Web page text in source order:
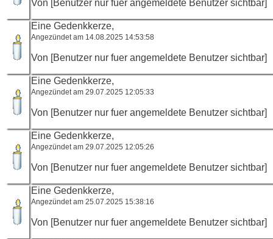
Von [Benutzer nur fuer angemeldete Benutzer sichtbar]
Eine Gedenkkerze,
Angezündet am 14.08.2025 14:53:58
Von [Benutzer nur fuer angemeldete Benutzer sichtbar]
Eine Gedenkkerze,
Angezündet am 29.07.2025 12:05:33
Von [Benutzer nur fuer angemeldete Benutzer sichtbar]
Eine Gedenkkerze,
Angezündet am 29.07.2025 12:05:26
Von [Benutzer nur fuer angemeldete Benutzer sichtbar]
Eine Gedenkkerze,
Angezündet am 25.07.2025 15:38:16
Von [Benutzer nur fuer angemeldete Benutzer sichtbar]